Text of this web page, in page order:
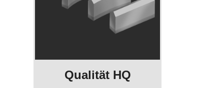
Qualität HQ